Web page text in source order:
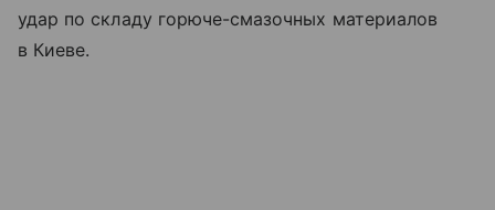
удар по складу горюче-смазочных материалов
в Киеве.